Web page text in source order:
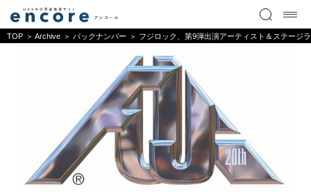
TOP Archive バックナンバー フジロック、第9弾出演アーティスト＆ステージ